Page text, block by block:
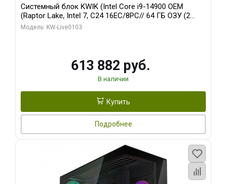
Системный блок KWIK (Intel Core i9-14900 OEM
(Raptor Lake, Intel 7, C24 16EC/8PC// 64 ГБ ОЗУ (2
модуля)/ Afox RTX4090 24GB GDDR6X 384-Bit 3xDP
Модель: KW-Live0103
613 882 руб.
В наличии
Купить
Подробнее